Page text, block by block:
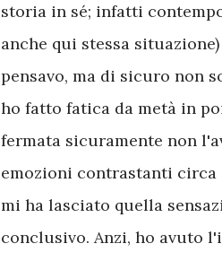
storia in sé; infatti
anche qui stessa
pensavo, ma di sicuro non
ho fatto fatica da metà in
fermata sicuramente non
emozioni contrastanti
mi ha lasciato quella
conclusivo. Anzi, ho avuto